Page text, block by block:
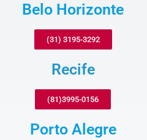
Belo Horizonte
(31) 3195-3292
Recife
(81)3995-0156
Porto Alegre